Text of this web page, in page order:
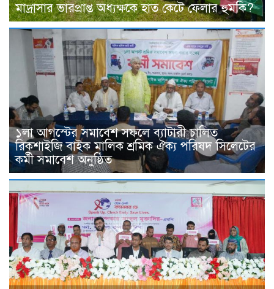
মাদ্রাসার ভারপ্রাপ্ত অধ্যক্ষকে হাত কেটে ফেলার হুমকি?
১লা আগস্টের সমাবেশ সফলে ব্যাটারী চালিত
রিকশাইজি বাইক মালিক শ্রমিক ঐক্য পরিষদ সিলেটের
কর্মী সমাবেশ অনুষ্ঠিত